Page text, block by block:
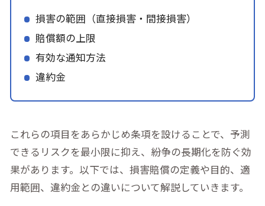
損害の範囲（直接損害・間接損害）
賠償額の上限
有効な通知方法
違約金
これらの項目をあらかじめ条項を設けることで、予測
できるリスクを最小限に抑え、紛争の長期化を防ぐ効
果があります。以下では、損害賠償の定義や目的、適
用範囲、違約金との違いについて解説していきます。